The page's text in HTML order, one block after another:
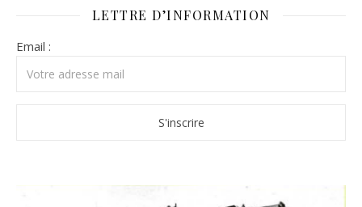
LETTRE D’INFORMATION
Email :